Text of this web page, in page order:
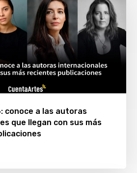
conoce a las autoras
que llegan con sus más